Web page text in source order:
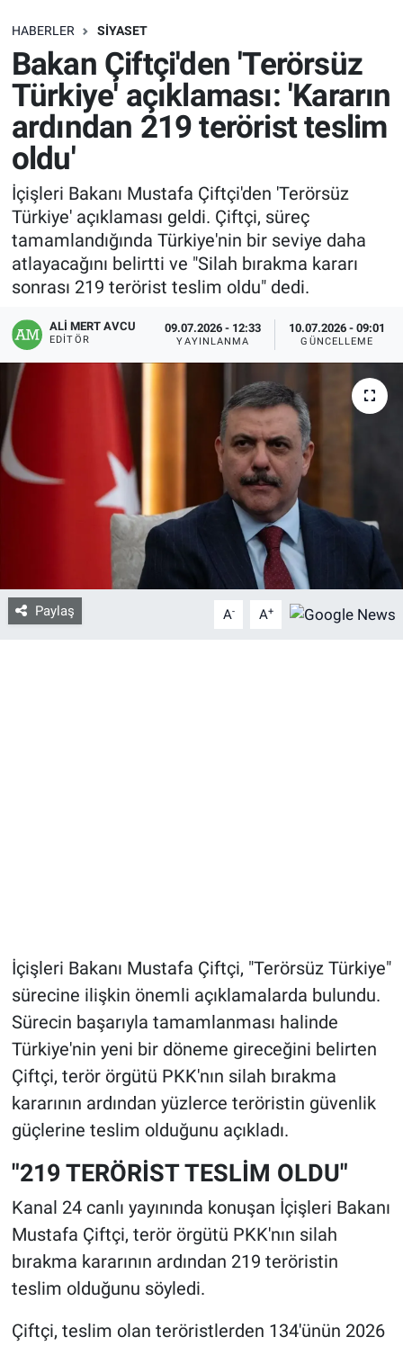
HABERLER SIYASET
Bakan Çiftçi'den 'Terörsüz
Türkiye' açıklaması: 'Kararın
ardından 219 terörist teslim
oldu'
İçişleri Bakanı Mustafa Çiftçi'den 'Terörsüz
Türkiye' açıklaması geldi. Çiftçi, süreç
tamamlandığında Türkiye'nin bir seviye daha
atlayacağını belirtti ve "Silah bırakma kararı
sonrası 219 terörist teslim oldu" dedi.
ALI MERT AVCU
EDITÖR
09.07.2026 - 12:33
YAYINLANMA
10.07.2026 - 09:01
GÜNCELLEME
Paylaş A- A+
İçişleri Bakanı Mustafa Çiftçi, "Terörsüz Türkiye"
sürecine ilişkin önemli açıklamalarda bulundu.
Sürecin başarıyla tamamlanması halinde
Türkiye'nin yeni bir döneme gireceğini belirten
Çiftçi, terör örgütü PKK'nın silah bırakma
kararının ardından yüzlerce teröristin güvenlik
güçlerine teslim olduğunu açıkladı.
"219 TERÖRİST TESLİM OLDU"
Kanal 24 canlı yayınında konuşan İçişleri Bakanı
Mustafa Çiftçi, terör örgütü PKK'nın silah
bırakma kararının ardından 219 teröristin
teslim olduğunu söyledi.
Çiftçi, teslim olan teröristlerden 134'ünün 2026
SAĞLIK
EKONOMİ
EĞİTİM
ÖZEL HABER
Keşfet
ASTROLOJİ
İletişim/Künye
Gözden Kaçmasın
İletişim (Künye)